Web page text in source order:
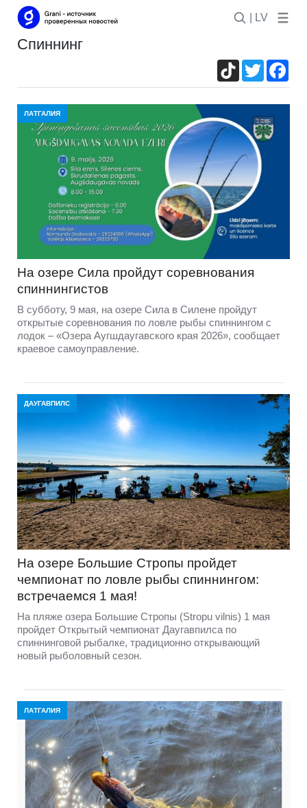
| LV
спиннинг
TikTokTwitter
ЛАТГАЛИЯ
На озере Сила пройдут соревнования
спиннингистов
В субботу, 9 мая, на озере Сила в Силене пройдут
открытые соревнования по ловле рыбы спиннингом с
лодок – «Озера Аугшдаугавского края 2026», сообщает
краевое самоуправление.
ДАУГАВПИЛС
На озере Большие Стропы пройдет
чемпионат по ловле рыбы спиннингом:
встречаемся 1 мая!
На пляже озера Большие Стропы (Stropu vilnis) 1 мая
пройдет Открытый чемпионат Даугавпилса по
спиннинговой рыбалке, традиционно открывающий
новый рыболовный сезон.
ЛАТГАЛИЯ